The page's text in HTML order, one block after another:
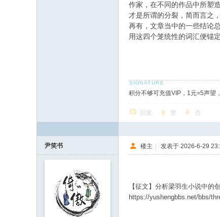
作家，在不同的作品中所塑
才是所谓的分裂，简而言之
再有，文章当中的一些结论
用这四个笼统性的词汇便锚
积分不够可充值VIP，1元=5声望
回复 赞 否
尹笑书 楼主 | 发表于 2026-6-29
【征文】分析梁羽生小说中的
https://yushengbbs.net/bbs/